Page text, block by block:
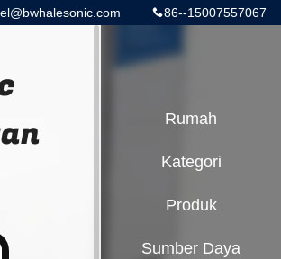
86--15007557067
Rumah
Kategori
Produk
Sumber Daya